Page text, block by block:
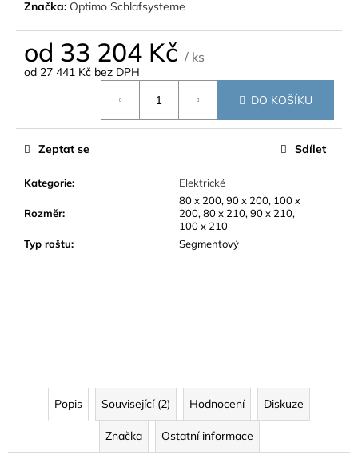
Značka: Optimo Schlafsysteme
od 33 204 Kč / ks
od 27 441 Kč bez DPH
DO KOŠÍKU
Kategorie: Elektrické
Rozměr:
80 x 200, 90 x 200, 100 x
200, 80 x 210, 90 x 210,
100 x 210
Typ roštu: Segmentový
Zeptat se Sdílet
Popis Související (2) Hodnocení Diskuze
Značka Ostatní informace